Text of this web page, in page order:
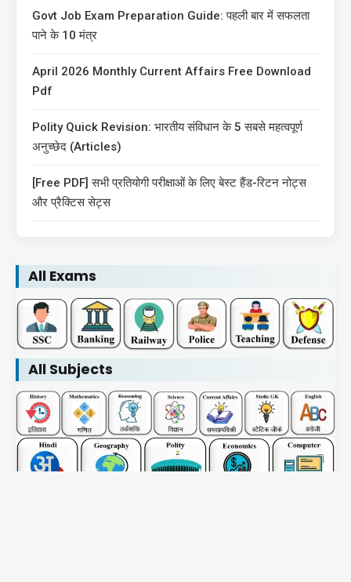
Govt Job Exam Preparation Guide: पहली बार में सफलता
पाने के 10 मंत्र
April 2026 Monthly Current Affairs Free Download
Pdf
Polity Quick Revision: भारतीय संविधान के 5 सबसे महत्वपूर्ण
अनुच्छेद (Articles)
[Free PDF] सभी प्रतियोगी परीक्षाओं के लिए बेस्ट हैंड-रिटन नोट्स
और प्रैक्टिस सेट्स
All Exams
All Subjects